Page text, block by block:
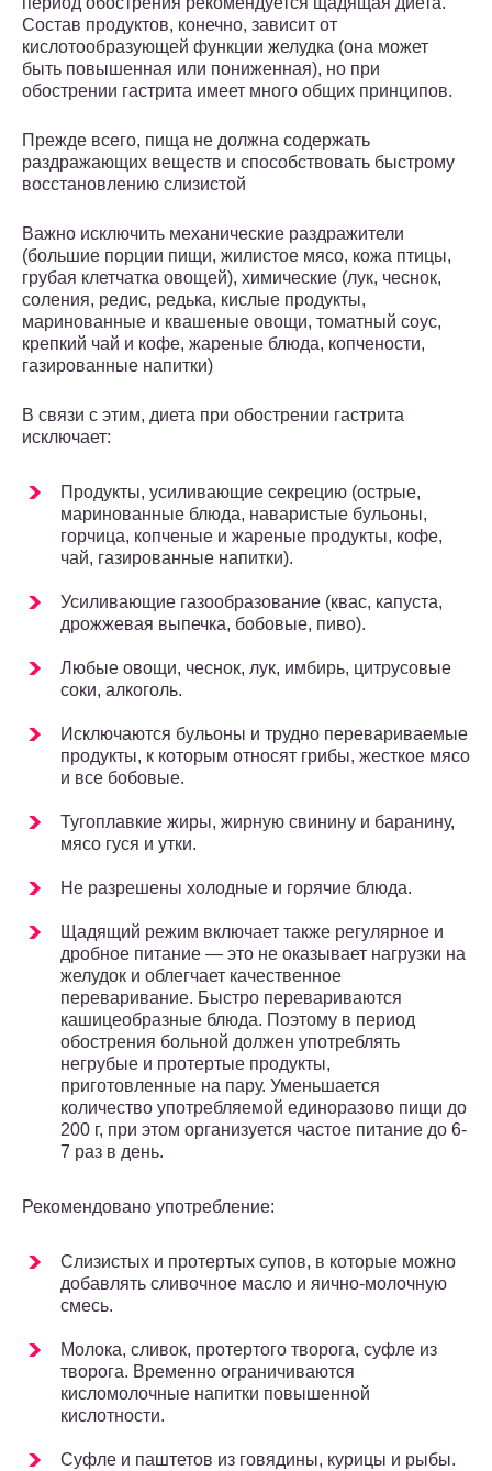
Состав продуктов, конечно, зависит от
кислотообразующей функции желудка (она может
быть повышенная или пониженная), но при
обострении гастрита имеет много общих принципов.
Прежде всего, пища не должна содержать
раздражающих веществ и способствовать быстрому
восстановлению слизистой
Важно исключить механические раздражители
(большие порции пищи, жилистое мясо, кожа птицы,
грубая клетчатка овощей), химические (лук, чеснок,
соления, редис, редька, кислые продукты,
маринованные и квашеные овощи, томатный соус,
крепкий чай и кофе, жареные блюда, копчености,
газированные напитки)
В связи с этим, диета при обострении гастрита
исключает:
Продукты, усиливающие секрецию (острые,
маринованные блюда, наваристые бульоны,
горчица, копченые и жареные продукты, кофе,
чай, газированные напитки).
Усиливающие газообразование (квас, капуста,
дрожжевая выпечка, бобовые, пиво).
Любые овощи, чеснок, лук, имбирь, цитрусовые
соки, алкоголь.
Исключаются бульоны и трудно перевариваемые
продукты, к которым относят грибы, жесткое мясо
и все бобовые.
Тугоплавкие жиры, жирную свинину и баранину,
мясо гуся и утки.
Не разрешены холодные и горячие блюда.
Щадящий режим включает также регулярное и
дробное питание — это не оказывает нагрузки на
желудок и облегчает качественное
переваривание. Быстро перевариваются
кашицеобразные блюда. Поэтому в период
обострения больной должен употреблять
негрубые и протертые продукты,
приготовленные на пару. Уменьшается
количество употребляемой единоразово пищи до
200 г, при этом организуется частое питание до 6-
7 раз в день.
Рекомендовано употребление:
Слизистых и протертых супов, в которые можно
добавлять сливочное масло и яично-молочную
смесь.
Молока, сливок, протертого творога, суфле из
творога. Временно ограничиваются
кисломолочные напитки повышенной
кислотности.
Суфле и паштетов из говядины, курицы и рыбы.